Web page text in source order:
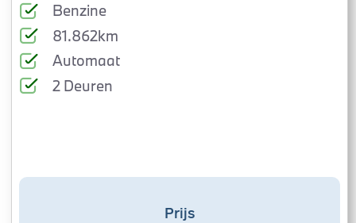
Benzine
81.862km
Automaat
2 Deuren
Prijs